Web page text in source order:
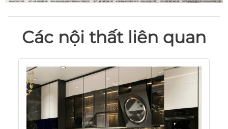
Các nội thất liên quan